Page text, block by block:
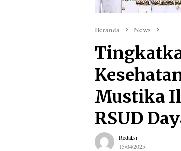
Beranda News
Mustika
RSUD
Redaksi
15/04/2025